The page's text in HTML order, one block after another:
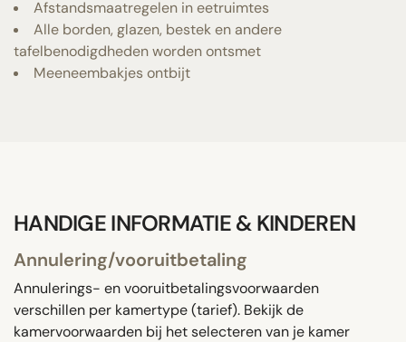
Afstandsmaatregelen in eetruimtes
Alle borden, glazen, bestek en andere
tafelbenodigdheden worden ontsmet
Meeneembakjes ontbijt
HANDIGE INFORMATIE & KINDEREN
Annulering/vooruitbetaling
Annulerings- en vooruitbetalingsvoorwaarden
verschillen per kamertype (tarief). Bekijk de
kamervoorwaarden bij het selecteren van je kamer